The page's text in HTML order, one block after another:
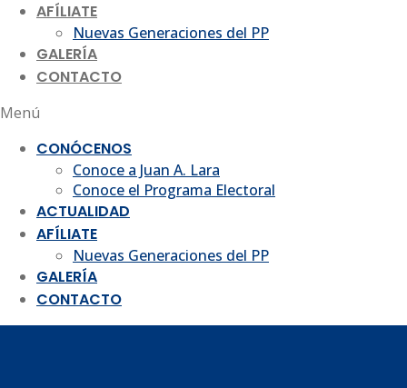
AFÍLIATE
Nuevas Generaciones del PP
GALERÍA
CONTACTO
Menú
CONÓCENOS
Conoce a Juan A. Lara
Conoce el Programa Electoral
ACTUALIDAD
AFÍLIATE
Nuevas Generaciones del PP
GALERÍA
CONTACTO